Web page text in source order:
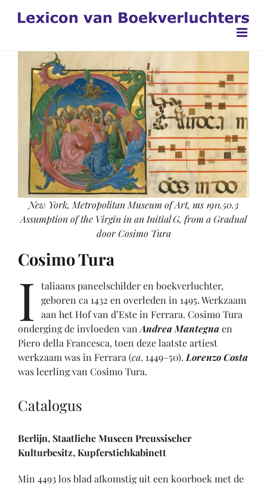
naar
New York, Metropolitan Museum of Art, ms 1911.50.3
Assumption of the Virgin in an Initial G, from a Gradual
door Cosimo Tura
Cosimo Tura
I taliaans paneelschilder en boekverluchter,
geboren ca 1432 en overleden in 1495. Werkzaam
aan het Hof van d’Este in Ferrara. Cosimo Tura
onderging de invloeden vanAndrea Mantegnaen
Piero della Francesca, toen deze laatste artiest
werkzaam was in Ferrara (ca. 1449–50).Lorenzo Costa
was leerling van Cosimo Tura.
Catalogus
Berlijn, Staatliche Museen Preussischer
Kulturbesitz, Kupferstichkabinett
Min 4493 los blad afkomstig uit een koorboek met de